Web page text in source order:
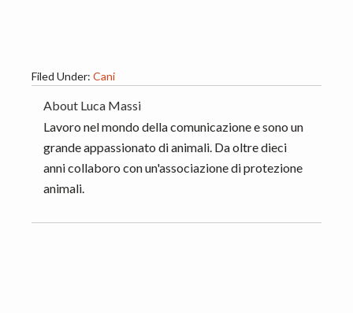
Filed Under: Cani
About Luca Massi
Lavoro nel mondo della comunicazione e sono un
grande appassionato di animali. Da oltre dieci
anni collaboro con un'associazione di protezione
animali.